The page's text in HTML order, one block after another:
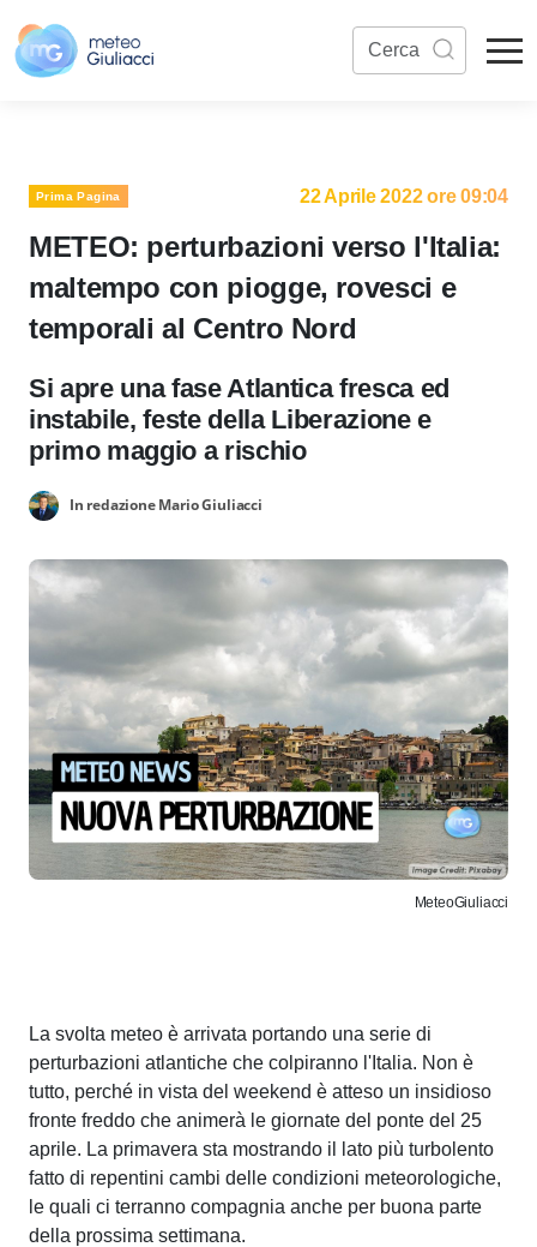
Prima Pagina 22 Aprile 2022 ore 09:04
METEO: perturbazioni verso l'Italia:
maltempo con piogge, rovesci e
temporali al Centro Nord
Si apre una fase Atlantica fresca ed
instabile, feste della Liberazione e
primo maggio a rischio
In redazione Mario Giuliacci
MeteoGiuliacci
La svolta meteo è arrivata portando una serie di
perturbazioni atlantiche che colpiranno l'Italia. Non è
tutto, perché in vista del weekend è atteso un insidioso
fronte freddo che animerà le giornate del ponte del 25
aprile. La primavera sta mostrando il lato più turbolento
fatto di repentini cambi delle condizioni meteorologiche,
le quali ci terranno compagnia anche per buona parte
della prossima settimana.